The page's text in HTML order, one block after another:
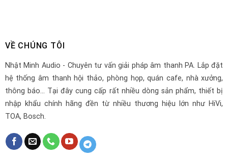
VỀ CHÚNG TÔI
Nhật Minh Audio - Chuyên tư vấn giải pháp âm thanh PA. Lắp đặt
hệ thống âm thanh hội thảo, phòng họp, quán cafe, nhà xưởng,
thông báo... Tại đây cung cấp rất nhiều dòng sản phẩm, thiết bị
nhập khẩu chính hãng đền từ nhiều thương hiệu lớn như HiVi,
TOA, Bosch.